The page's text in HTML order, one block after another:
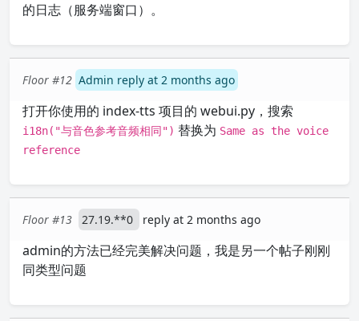
的日志（服务端窗口）。
Floor #12 Admin reply at 2 months ago
打开你使用的 index-tts 项目的 webui.py，搜索
i18n("与音色参考音频相同") 替换为 Same as the voice
reference
Floor #13 27.19.**0 reply at 2 months ago
admin的方法已经完美解决问题，我是另一个帖子刚刚
同类型问题